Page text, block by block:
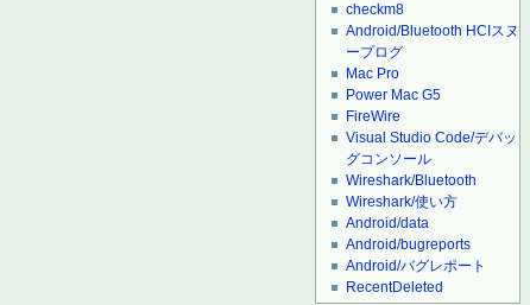
checkm8
Android/Bluetooth HCIスヌ
ープログ
Mac Pro
Power Mac G5
FireWire
Visual Studio Code/デバッ
グコンソール
Wireshark/Bluetooth
Wireshark/使い方
Android/data
Android/bugreports
Android/バグレポート
RecentDeleted